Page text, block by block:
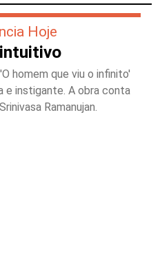
Hoje
homem que viu o infinito'
e instigante. A obra conta
Ramanujan.